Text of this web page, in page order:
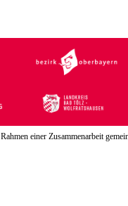
einer Zusammenarbeit